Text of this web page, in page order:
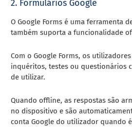
2. Formulários Google
O Google Forms é uma ferramenta
também suporta a funcionalidade
Com o Google Forms, os
inquéritos, testes ou questionários
de utilizar.
Quando offline, as respostas são
no dispositivo e são
conta Google do utilizador quando